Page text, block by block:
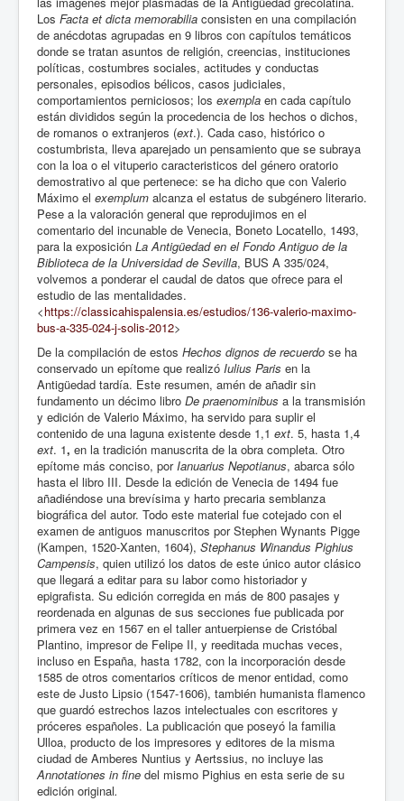
Los Facta et dicta memorabilia consisten en una compilación
de anécdotas agrupadas en 9 libros con capítulos temáticos
donde se tratan asuntos de religión, creencias, instituciones
políticas, costumbres sociales, actitudes y conductas
personales, episodios bélicos, casos judiciales,
comportamientos perniciosos; los exempla en cada capítulo
están divididos según la procedencia de los hechos o dichos,
de romanos o extranjeros (ext.). Cada caso, histórico o
costumbrista, lleva aparejado un pensamiento que se subraya
con la loa o el vituperio caracteristicos del género oratorio
demostrativo al que pertenece: se ha dicho que con Valerio
Máximo el exemplum alcanza el estatus de subgénero literario.
Pese a la valoración general que reprodujimos en el
comentario del incunable de Venecia, Boneto Locatello, 1493,
para la exposición La Antigüedad en el Fondo Antiguo de la
Biblioteca de la Universidad de Sevilla, BUS A 335/024,
volvemos a ponderar el caudal de datos que ofrece para el
estudio de las mentalidades.
<https://classicahispalensia.es/estudios/136-valerio-maximo-
bus-a-335-024-j-solis-2012>
De la compilación de estos Hechos dignos de recuerdo se ha
conservado un epítome que realizó Iulius Paris en la
Antigüedad tardía. Este resumen, amén de añadir sin
fundamento un décimo libro De praenominibus a la transmisión
y edición de Valerio Máximo, ha servido para suplir el
contenido de una laguna existente desde 1,1 ext. 5, hasta 1,4
ext. 1, en la tradición manuscrita de la obra completa. Otro
epítome más conciso, porIanuarius Nepotianus, abarca sólo
hasta el libro III. Desde la edición de Venecia de 1494 fue
añadiéndose una brevísima y harto precaria semblanza
biográfica del autor. Todo este material fue cotejado con el
examen de antiguos manuscritos por Stephen Wynants Pigge
(Kampen, 1520-Xanten, 1604), Stephanus Winandus Pighius
Campensis, quien utilizó los datos de este único autor clásico
que llegará a editar para su labor como historiador y
epigrafista. Su edición corregida en más de 800 pasajes y
reordenada en algunas de sus secciones fue publicada por
primera vez en 1567 en el taller antuerpiense de Cristóbal
Plantino, impresor de Felipe II, y reeditada muchas veces,
incluso en España, hasta 1782, con la incorporación desde
1585 de otros comentarios críticos de menor entidad, como
este de Justo Lipsio (1547-1606), también humanista flamenco
que guardó estrechos lazos intelectuales con escritores y
próceres españoles. La publicación que poseyó la familia
Ulloa, producto de los impresores y editores de la misma
ciudad de Amberes Nuntius y Aertssius, no incluye las
Annotationes in fine del mismo Pighius en esta serie de su
edición original.